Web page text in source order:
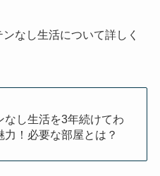
なし生活について詳しく
なし生活を3年続けてわ
力！必要な部屋とは？